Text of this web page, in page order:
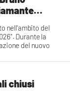
nell'ambito del
Durante la
del nuovo
Calabria sugli
delle acque
chiusi